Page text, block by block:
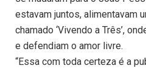
estavam juntos, alimentavam
chamado ‘Vivendo a Três’,
e defendiam o amor livre.
“Essa com toda certeza é a